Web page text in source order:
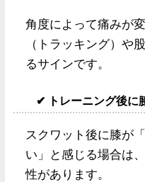
角度によって痛みが
（トラッキング）や
るサインです。
✔ トレーニング後に
スクワット後に膝が
い」と感じる場合は
性があります。